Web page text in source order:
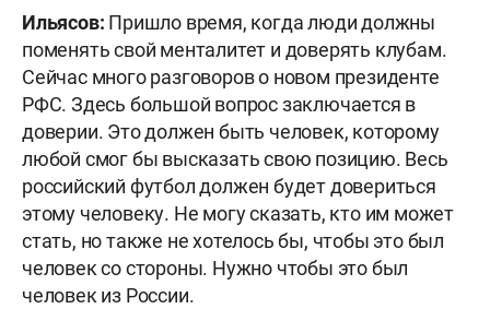
Ильясов: Пришло время, когда люди должны
поменять свой менталитет и доверять клубам.
Сейчас много разговоров о новом президенте
РФС. Здесь большой вопрос заключается в
доверии. Это должен быть человек, которому
любой смог бы высказать свою позицию. Весь
российский футбол должен будет довериться
этому человеку. Не могу сказать, кто им может
стать, но также не хотелось бы, чтобы это был
человек со стороны. Нужно чтобы это был
человек из России.